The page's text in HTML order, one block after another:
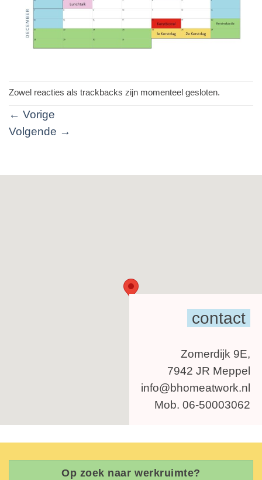
Zowel reacties als trackbacks zijn momenteel gesloten.
← Vorige
Volgende →
contact
Zomerdijk 9E,
7942 JR Meppel
info@bhomeatwork.nl
Mob. 06-50003062
Op zoek naar werkruimte?